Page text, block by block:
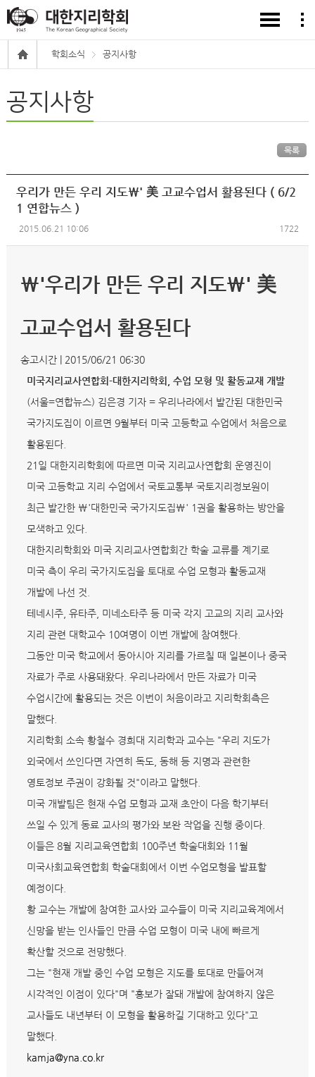
학회소식 공지사항
공지사항
목록
우리가 만든 우리 지도\' 美 고교수업서 활용된다 ( 6/2
1 연합뉴스 )
2015.06.21 10:06 1722
\'우리가 만든 우리 지도\' 美
고교수업서 활용된다
송고시간 | 2015/06/21 06:30
미국지리교사연합회-대한지리학회, 수업 모형 및 활동교재 개발
(서울=연합뉴스) 김은경 기자 = 우리나라에서 발간된 대한민국
국가지도집이 이르면 9월부터 미국 고등학교 수업에서 처음으로
활용된다.
21일 대한지리학회에 따르면 미국 지리교사연합회 운영진이
미국 고등학교 지리 수업에서 국토교통부 국토지리정보원이
최근 발간한 \'대한민국 국가지도집\' 1권을 활용하는 방안을
모색하고 있다.
대한지리학회와 미국 지리교사연합회간 학술 교류를 계기로
미국 측이 우리 국가지도집을 토대로 수업 모형과 활동교재
개발에 나선 것.
테네시주, 유타주, 미네소타주 등 미국 각지 고교의 지리 교사와
지리 관련 대학교수 10여명이 이번 개발에 참여했다.
그동안 미국 학교에서 동아시아 지리를 가르칠 때 일본이나 중국
자료가 주로 사용돼왔다. 우리나라에서 만든 자료가 미국
수업시간에 활용되는 것은 이번이 처음이라고 지리학회측은
말했다.
지리학회 소속 황철수 경희대 지리학과 교수는 "우리 지도가
외국에서 쓰인다면 자연히 독도, 동해 등 지명과 관련한
영토정보 주권이 강화될 것"이라고 말했다.
미국 개발팀은 현재 수업 모형과 교재 초안이 다음 학기부터
쓰일 수 있게 동료 교사의 평가와 보완 작업을 진행 중이다.
이들은 8월 지리교육연합회 100주년 학술대회와 11월
미국사회교육연합회 학술대회에서 이번 수업모형을 발표할
예정이다.
황 교수는 개발에 참여한 교사와 교수들이 미국 지리교육계에서
신망을 받는 인사들인 만큼 수업 모형이 미국 내에 빠르게
확산할 것으로 전망했다.
그는 "현재 개발 중인 수업 모형은 지도를 토대로 만들어져
시각적인 이점이 있다"며 "홍보가 잘돼 개발에 참여하지 않은
교사들도 내년부터 이 모형을 활용하길 기대하고 있다"고
말했다.
kamja@yna.co.kr